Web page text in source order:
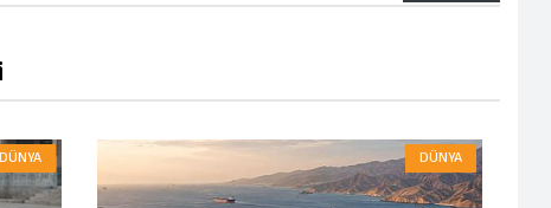
DÜNYA DÜNYA